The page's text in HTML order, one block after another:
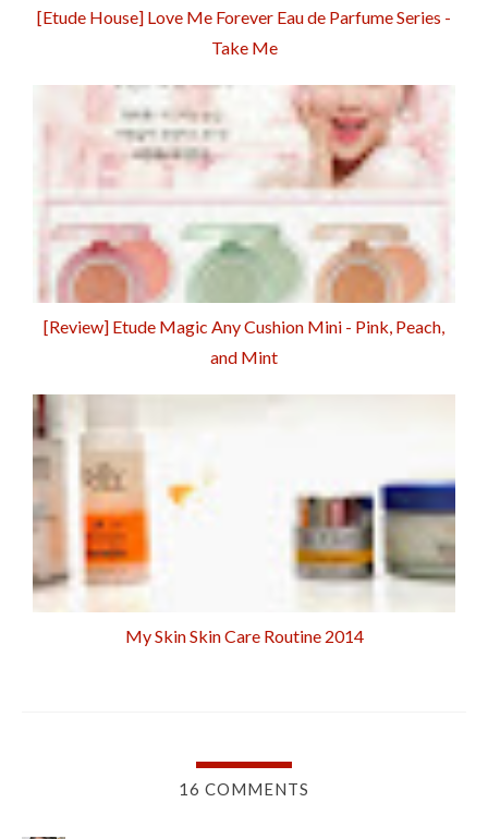
[Etude House] Love Me Forever Eau de Parfume Series -
Take Me
[Review] Etude Magic Any Cushion Mini - Pink, Peach,
and Mint
My Skin Skin Care Routine 2014
16 COMMENTS